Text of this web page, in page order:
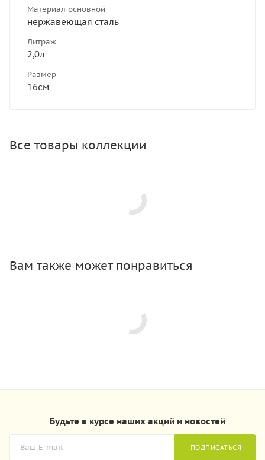
Материал основной
нержавеющая сталь
Литраж
2,0л
Размер
16см
Все товары коллекции
Вам также может понравиться
Будьте в курсе наших акций и новостей
ПОДПИСАТЬСЯ